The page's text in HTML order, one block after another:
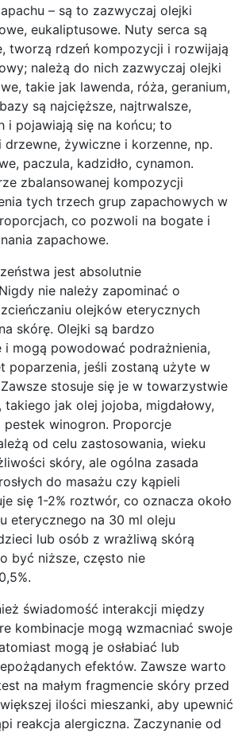
– są to zazwyczaj olejki
eukaliptusowe. Nuty serca są
tworzą rdzeń kompozycji i rozwijają
należą do nich zazwyczaj olejki
takie jak lawenda, róża, geranium,
są najcięższe, najtrwalsze,
i pojawiają się na końcu; to
żywiczne i korzenne, np.
paczula, kadzidło, cynamon.
zbalansowanej kompozycji
tych trzech grup zapachowych w
co pozwoli na bogate i
zapachowe.
jest absolutnie
nie należy zapominać o
olejków eterycznych
skórę. Olejki są bardzo
i mogą powodować podrażnienia,
poparzenia, jeśli zostaną użyte w
stosuje się je w towarzystwie
jak olej jojoba, migdałowy,
winogron. Proporcje
od celu zastosowania, wieku
skóry, ale ogólna zasada
do masażu czy kąpieli
się 1-2% roztwór, co oznacza około
eterycznego na 30 ml oleju
lub osób z wrażliwą skórą
być niższe, często nie
świadomość interakcji między
kombinacje mogą wzmacniać swoje
mogą je osłabiać lub
efektów. Zawsze warto
na małym fragmencie skóry przed
ilości mieszanki, aby upewnić
reakcja alergiczna. Zaczynanie od